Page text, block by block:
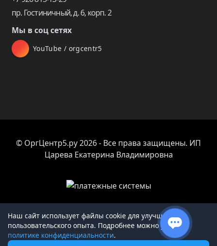
пр. Гостиничный, д. 6, корп. 2
Мы в соц сетях
YouTube / orgcentr5
© ОргЦентр5.ру 2026 - Все права защищены. ИП
Царева Екатерина Владимировна
Товар добавлен в корзину
Наш сайт использует файлы cookie для улучшения
пользовательского опыта. Подробнее можно узнать в
политике конфиденциальности.